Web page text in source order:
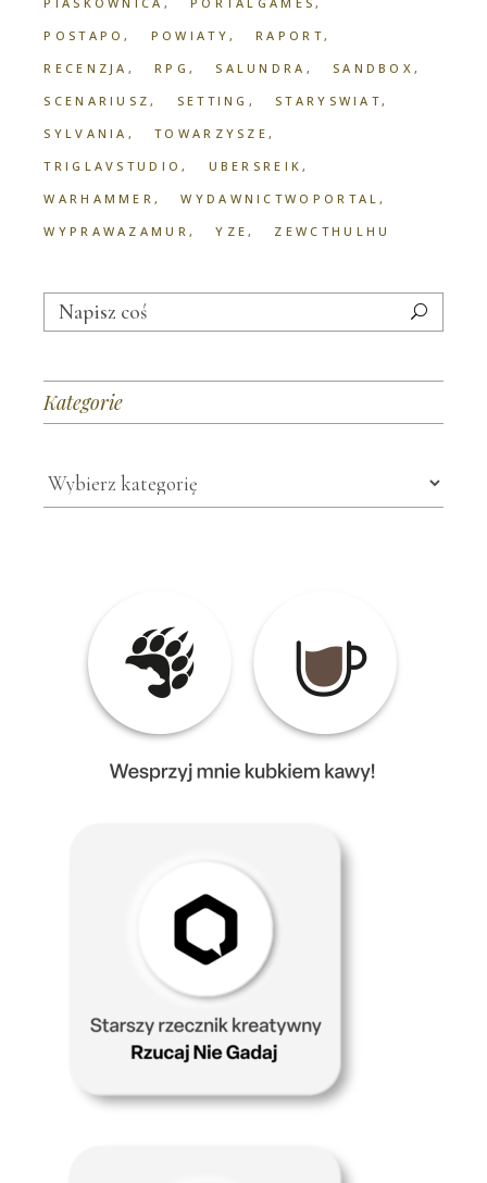
POSTAPO
POWIATY
RAPORT
RECENZJA
RPG SALUNDRA
SANDBOX
SCENARIUSZ
SETTING
STARYSWIAT
SYLVANIA
TOWARZYSZE
TRIGLAVSTUDIO
UBERSREIK
WARHAMMER
WYDAWNICTWOPORTAL
WYPRAWAZAMUR
YZE ZEWCTHULHU
Search
for:
Kategorie